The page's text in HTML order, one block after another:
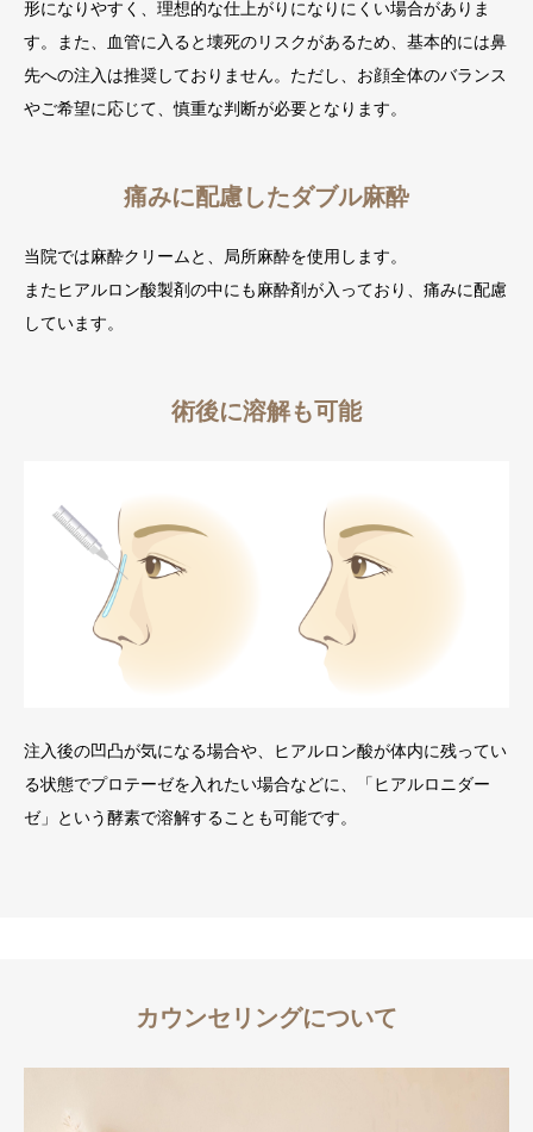
形になりやすく、理想的な仕上がりになりにくい場合がありま
す。また、血管に入ると壊死のリスクがあるため、基本的には鼻
先への注入は推奨しておりません。ただし、お顔全体のバランス
やご希望に応じて、慎重な判断が必要となります。
痛みに配慮したダブル麻酔
当院では麻酔クリームと、局所麻酔を使用します。
またヒアルロン酸製剤の中にも麻酔剤が入っており、痛みに配慮
しています。
術後に溶解も可能
注入後の凹凸が気になる場合や、ヒアルロン酸が体内に残ってい
る状態でプロテーゼを入れたい場合などに、「ヒアルロニダー
ゼ」という酵素で溶解することも可能です。
カウンセリングについて